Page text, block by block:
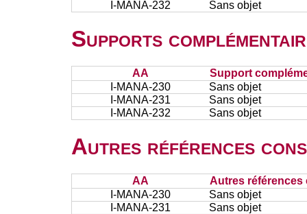
I-MANA-232 Sans objet
Supports
AA
Support
I-MANA-230
Sans objet
I-MANA-231
Sans objet
I-MANA-232
Sans objet
Autres références
AA
Autres références
I-MANA-230
Sans objet
I-MANA-231
Sans objet